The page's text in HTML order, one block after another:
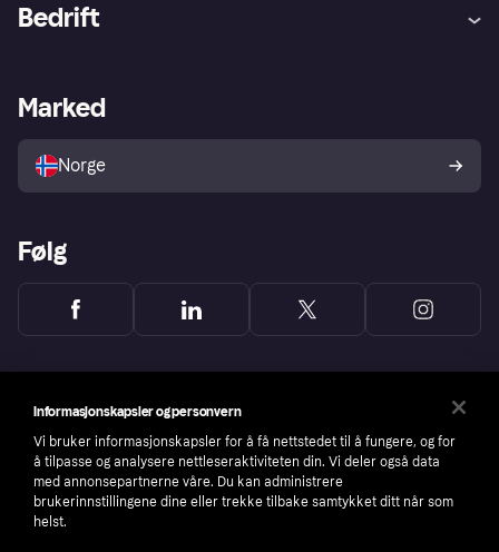
Utforsk butikker
Bedrift
Merchant portal
Marked
Norge
Følg
Informasjonskapsler og personvern
Vi bruker informasjonskapsler for å få nettstedet til å fungere, og for
å tilpasse og analysere nettleseraktiviteten din. Vi deler også data
med annonsepartnerne våre. Du kan administrere
brukerinnstillingene dine eller trekke tilbake samtykket ditt når som
helst.